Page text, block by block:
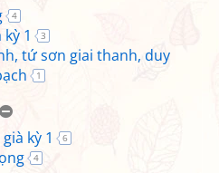
4
1 3
tứ sơn giai thanh, duy
1
kỳ 1 6
4